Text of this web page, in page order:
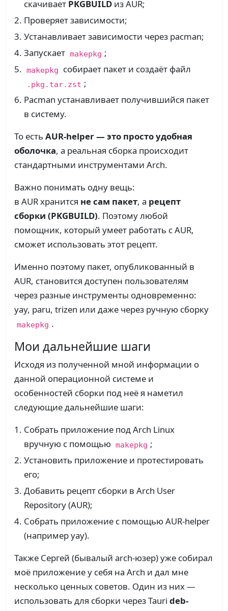
скачивает PKGBUILD из AUR;
Проверяет зависимости;
Устанавливает зависимости через pacman;
Запускает makepkg ;
makepkg собирает пакет и создаёт файл
.pkg.tar.zst ;
Pacman устанавливает получившийся пакет
в систему.
То есть AUR-helper — это просто удобная
оболочка, а реальная сборка происходит
стандартными инструментами Arch.
Важно понимать одну вещь:
в AUR хранится не сам пакет, а рецепт
сборки (PKGBUILD). Поэтому любой
помощник, который умеет работать с AUR,
сможет использовать этот рецепт.
Именно поэтому пакет, опубликованный в
AUR, становится доступен пользователям
через разные инструменты одновременно:
yay, paru, trizen или даже через ручную сборку
makepkg .
Мои дальнейшие шаги
Исходя из полученной мной информации о
данной операционной системе и
особенностей сборки под неё я наметил
следующие дальнейшие шаги:
Собрать приложение под Arch Linux
вручную с помощью makepkg ;
Установить приложение и протестировать
его;
Добавить рецепт сборки в Arch User
Repository (AUR);
Собрать приложение с помощью AUR-helper
(например yay).
Также Сергей (бывалый arch-юзер) уже собирал
моё приложение у себя на Arch и дал мне
несколько ценных советов. Один из них —
использовать для сборки через Tauri deb-